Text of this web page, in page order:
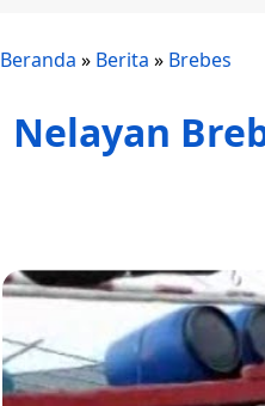
Beranda » Berita » Brebes
Nelayan